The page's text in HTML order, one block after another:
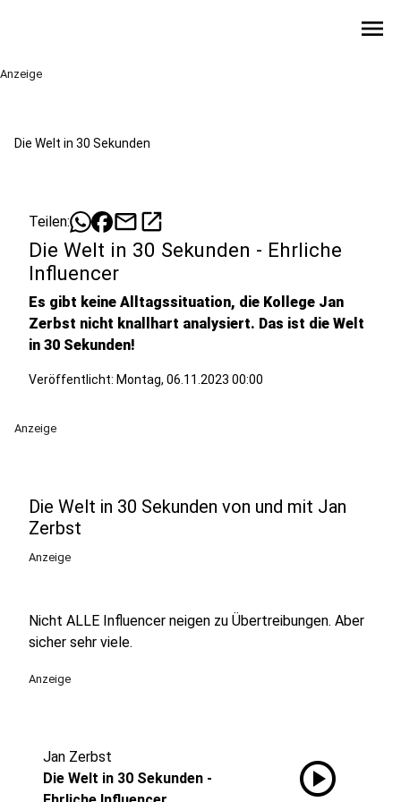
menu
Anzeige
Die Welt in 30 Sekunden
Teilen: mailopen_in_new
Die Welt in 30 Sekunden - Ehrliche
Influencer
Es gibt keine Alltagssituation, die Kollege Jan
Zerbst nicht knallhart analysiert. Das ist die Welt
in 30 Sekunden!
Veröffentlicht: Montag, 06.11.2023 00:00
Anzeige
Die Welt in 30 Sekunden von und mit Jan
Zerbst
Anzeige
Nicht ALLE Influencer neigen zu Übertreibungen. Aber
sicher sehr viele.
Anzeige
Jan Zerbst
Die Welt in 30 Sekunden -
play_circle